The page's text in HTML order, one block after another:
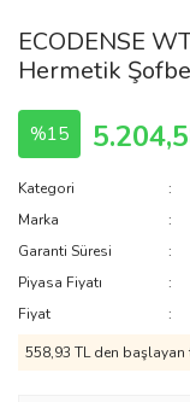
ECODENSE
Hermetik
%15
Kategori
Marka
Garanti Süresi
Piyasa Fiyatı
Fiyat
558,93 TL den